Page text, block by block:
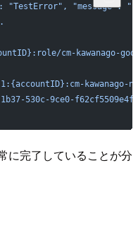
"TestError", "message": "
cm-kawanago-
1b37-530c-9ce0-f62cf5509e4f
に完了していることが分